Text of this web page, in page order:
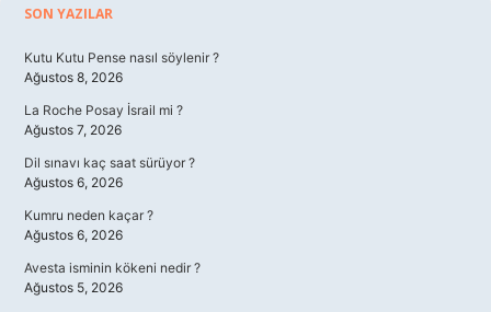
Sidebar
SON YAZILAR
Kutu Kutu Pense nasıl söylenir ?
Ağustos 8, 2026
La Roche Posay İsrail mi ?
Ağustos 7, 2026
Dil sınavı kaç saat sürüyor ?
Ağustos 6, 2026
Kumru neden kaçar ?
Ağustos 6, 2026
Avesta isminin kökeni nedir ?
Ağustos 5, 2026